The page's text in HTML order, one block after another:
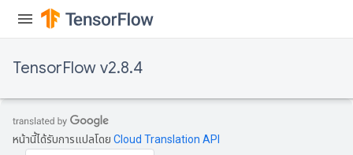
TensorFlow v2.8.4
หน้านี้ได้รับการแปลโดย Cloud Translation API